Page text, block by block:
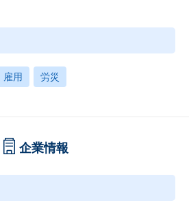
雇用 労災
企業情報